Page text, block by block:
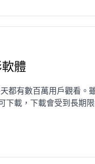
體
都有數百萬用戶觀看。
下載，下載會受到長期